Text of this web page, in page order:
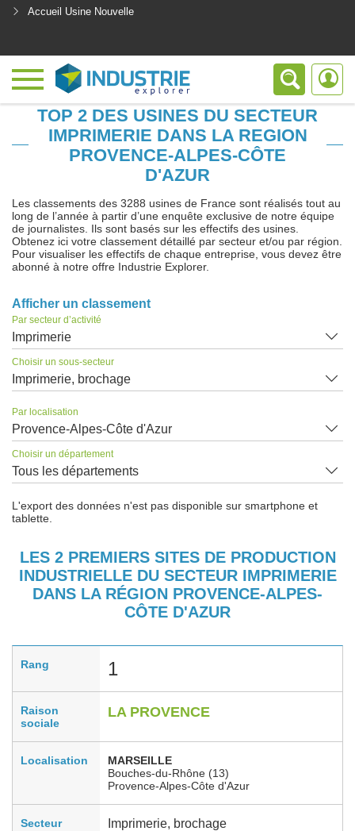
Accueil Usine Nouvelle
TOP 2 DES USINES DU SECTEUR
IMPRIMERIE DANS LA REGION
PROVENCE-ALPES-CÔTE
D'AZUR
Les classements des 3288 usines de France sont réalisés tout au
long de l’année à partir d’une enquête exclusive de notre équipe
de journalistes. Ils sont basés sur les effectifs des usines.
Obtenez ici votre classement détaillé par secteur et/ou par région.
Pour visualiser les effectifs de chaque entreprise, vous devez être
abonné à notre offre Industrie Explorer.
Afficher un classement
Par secteur d’activité
Imprimerie
Choisir un sous-secteur
Imprimerie, brochage
Par localisation
Provence-Alpes-Côte d'Azur
Choisir un département
Tous les départements
L'export des données n'est pas disponible sur smartphone et
tablette.
LES 2 PREMIERS SITES DE PRODUCTION
INDUSTRIELLE DU SECTEUR IMPRIMERIE
DANS LA RÉGION PROVENCE-ALPES-
CÔTE D'AZUR
Rang 1
Raison
sociale
LA PROVENCE
Localisation
MARSEILLE
Bouches-du-Rhône (13)
Provence-Alpes-Côte d'Azur
Secteur Imprimerie, brochage